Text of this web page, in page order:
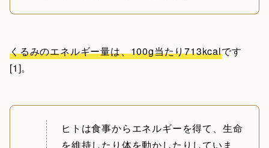
くるみのエネルギー量は、100g当たり713kcalです
[1]。
ヒトは食事からエネルギーを得て、生命
を維持したり体を動かしたりしていま